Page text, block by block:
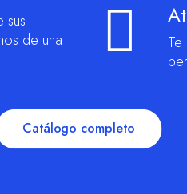
sus
de una
Catálogo completo